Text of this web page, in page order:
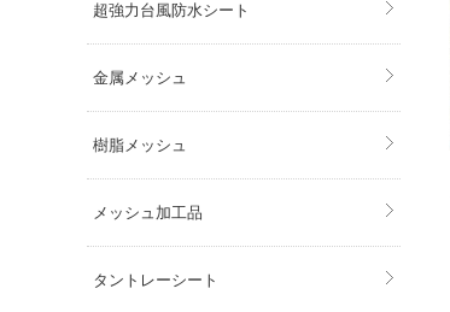
超強力台風防水シート
金属メッシュ
樹脂メッシュ
メッシュ加工品
タントレーシート